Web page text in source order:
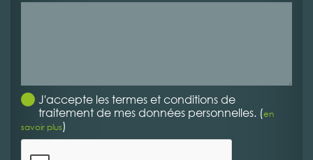
J'accepte les termes et conditions de
traitement de mes données personnelles. (en
savoir plus)